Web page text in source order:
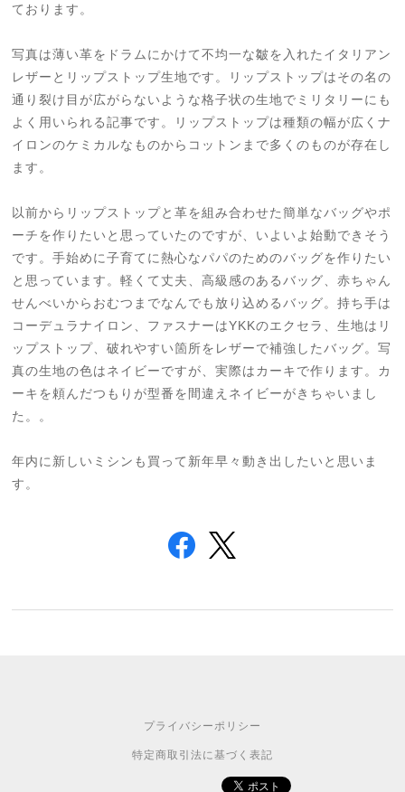
ております。
写真は薄い革をドラムにかけて不均一な皺を入れたイタリアン
レザーとリップストップ生地です。リップストップはその名の
通り裂け目が広がらないような格子状の生地でミリタリーにも
よく用いられる記事です。リップストップは種類の幅が広くナ
イロンのケミカルなものからコットンまで多くのものが存在し
ます。
以前からリップストップと革を組み合わせた簡単なバッグやポ
ーチを作りたいと思っていたのですが、いよいよ始動できそう
です。手始めに子育てに熱心なパパのためのバッグを作りたい
と思っています。軽くて丈夫、高級感のあるバッグ、赤ちゃん
せんべいからおむつまでなんでも放り込めるバッグ。持ち手は
コーデュラナイロン、ファスナーはYKKのエクセラ、生地はリ
ップストップ、破れやすい箇所をレザーで補強したバッグ。写
真の生地の色はネイビーですが、実際はカーキで作ります。カ
ーキを頼んだつもりが型番を間違えネイビーがきちゃいまし
た。。
年内に新しいミシンも買って新年早々動き出したいと思いま
す。
プライバシーポリシー
特定商取引法に基づく表記